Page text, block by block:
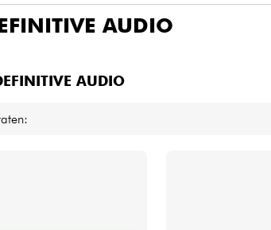
Home-studio
AUDIO
AUDIO